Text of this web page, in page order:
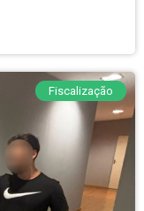
Fiscalização